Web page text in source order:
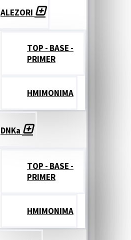
ALEZORI
TOP - BASE -
PRIMER
ΗΜΙΜΟΝΙΜΑ
DNKa
TOP - BASE -
PRIMER
ΗΜΙΜΟΝΙΜΑ